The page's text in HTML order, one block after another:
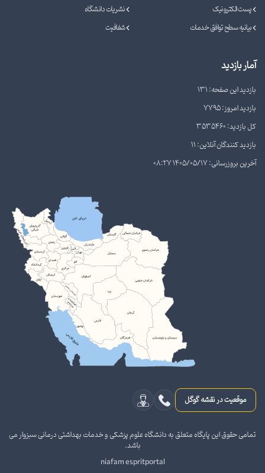
پست الکترونیک
نشریات دانشگاه
بیانیه سطح توافق خدمات
شفافیت
آمار بازدید
بازدید این صفحه: 131
بازدید امروز: 7795
کل بازدید: 3535460
بازدید کنندگان آنلاین: 11
آخرین بروزرسانی: 1405/05/17 08:27
موقعیت در نقشه گوگل
تمامی حقوق این پایگاه متعلق به دانشگاه علوم پزشکی و خدمات بهداشتی درمانی سبزوار می
باشد.
niafam espritportal